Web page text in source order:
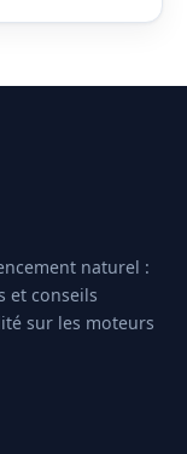
naturel :
et conseils
sur les moteurs